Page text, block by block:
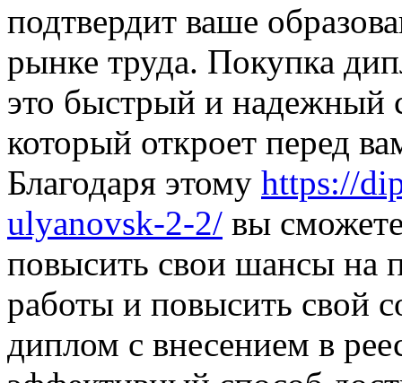
подтвердит ваше
рынке труда. Покупка
это быстрый и надежный
который откроет перед
Благодаря этому https://
ulyanovsk-2-2/ вы
повысить свои шансы на
работы и повысить свой
диплом с внесением в